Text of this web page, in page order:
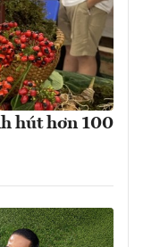
hút hơn 100